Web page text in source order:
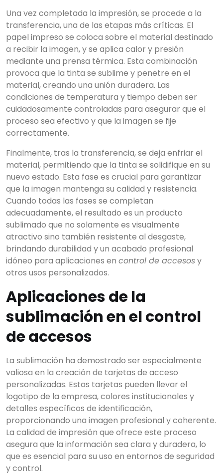
Una vez completada la impresión, se procede a la
transferencia, una de las etapas más críticas. El
papel impreso se coloca sobre el material destinado
a recibir la imagen, y se aplica calor y presión
mediante una prensa térmica. Esta combinación
provoca que la tinta se sublime y penetre en el
material, creando una unión duradera. Las
condiciones de temperatura y tiempo deben ser
cuidadosamente controladas para asegurar que el
proceso sea efectivo y que la imagen se fije
correctamente.
Finalmente, tras la transferencia, se deja enfriar el
material, permitiendo que la tinta se solidifique en su
nuevo estado. Esta fase es crucial para garantizar
que la imagen mantenga su calidad y resistencia.
Cuando todas las fases se completan
adecuadamente, el resultado es un producto
sublimado que no solamente es visualmente
atractivo sino también resistente al desgaste,
brindando durabilidad y un acabado profesional
idóneo para aplicaciones en control de accesosy
otros usos personalizados.
Aplicaciones de la
sublimación en el control
de accesos
La sublimación ha demostrado ser especialmente
valiosa en la creación de tarjetas de acceso
personalizadas. Estas tarjetas pueden llevar el
logotipo de la empresa, colores institucionales y
detalles específicos de identificación,
proporcionando una imagen profesional y coherente.
La calidad de impresión que ofrece este proceso
asegura que la información sea clara y duradera, lo
que es esencial para su uso en entornos de seguridad
y control.